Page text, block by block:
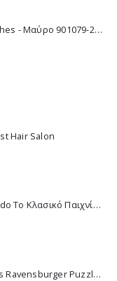
Polo Σακίδιο Πλάτης Patches - Μαύρο 901079-2000 2026
Hair Salon
Hasbro Επιτραπέζιο Cluedo Το Κλασικό Παιχνίδι Μυστήριου 38712
2000 Idyllic French Houses Ravensburger Puzzle 16640